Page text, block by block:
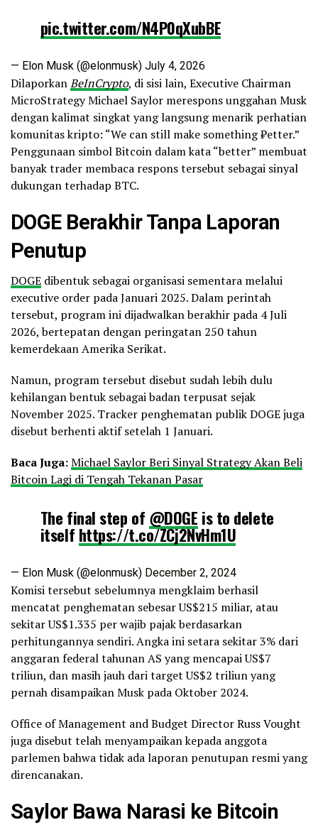
pic.twitter.com/N4P0qXubBE
— Elon Musk (@elonmusk) July 4, 2026
DilaporkanBeInCrypto, di sisi lain, Executive Chairman
MicroStrategy Michael Saylor merespons unggahan Musk
dengan kalimat singkat yang langsung menarik perhatian
komunitas kripto: “We can still make something ₿etter.”
Penggunaan simbol Bitcoin dalam kata “better” membuat
banyak trader membaca respons tersebut sebagai sinyal
dukungan terhadap BTC.
DOGE Berakhir Tanpa Laporan
Penutup
DOGE dibentuk sebagai organisasi sementara melalui
executive order pada Januari 2025. Dalam perintah
tersebut, program ini dijadwalkan berakhir pada 4 Juli
2026, bertepatan dengan peringatan 250 tahun
kemerdekaan Amerika Serikat.
Namun, program tersebut disebut sudah lebih dulu
kehilangan bentuk sebagai badan terpusat sejak
November 2025. Tracker penghematan publik DOGE juga
disebut berhenti aktif setelah 1 Januari.
Baca Juga:Michael Saylor Beri Sinyal Strategy Akan Beli
Bitcoin Lagi di Tengah Tekanan Pasar
The final step of @DOGE is to delete
itself https://t.co/ZCj2NvHm1U
— Elon Musk (@elonmusk) December 2, 2024
Komisi tersebut sebelumnya mengklaim berhasil
mencatat penghematan sebesar US$215 miliar, atau
sekitar US$1.335 per wajib pajak berdasarkan
perhitungannya sendiri. Angka ini setara sekitar 3% dari
anggaran federal tahunan AS yang mencapai US$7
triliun, dan masih jauh dari target US$2 triliun yang
pernah disampaikan Musk pada Oktober 2024.
Office of Management and Budget Director Russ Vought
juga disebut telah menyampaikan kepada anggota
parlemen bahwa tidak ada laporan penutupan resmi yang
direncanakan.
Saylor Bawa Narasi ke Bitcoin